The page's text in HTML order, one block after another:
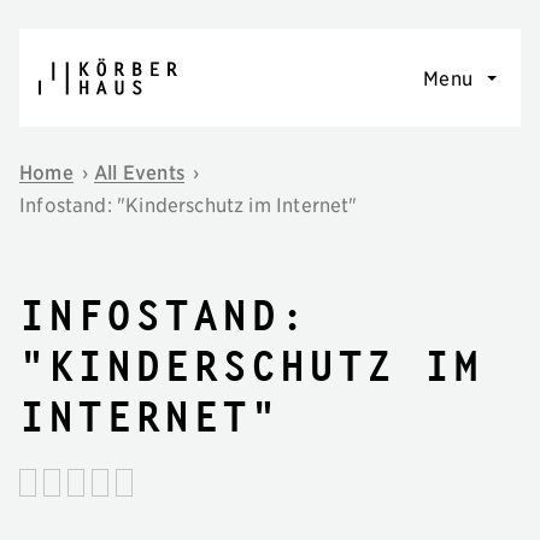
Menu
Home › All Events ›
Infostand: "Kinderschutz im Internet"
Infostand:
"Kinderschutz im
Internet"